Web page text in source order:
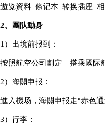
遊览資料 條记本 转换插座 相
2、團队動身
1）出境前报到：
按照航空公司劃定，搭乘國际
2）海關申报：
進入機场，海關申报走“赤色
3）行李：